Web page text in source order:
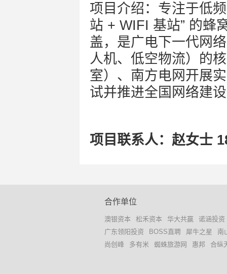
项目介绍：专注于低
站 + WIFI 基站” 的蜂
盖，是广电下一代网
人机、低空物流）的
室）、南方电网开展
试并推进全国网络建
项目联系人：赵女士
合作单位
澳银资本 松禾资本 华大共赢
诺涵投资
广东领阳投资
BOSS直聘 犀牛之星
南
尚创峰
多有米 蜘蛛旅游网 惠邦 合纵